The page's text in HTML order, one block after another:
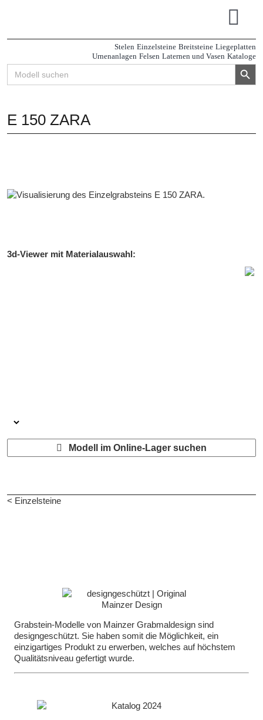
Stelen Einzelsteine Breitsteine Liegeplatten
Urnenanlagen Felsen Laternen und Vasen Kataloge
Search
for:
Search Button
E 150 ZARA
3d-Viewer mit Materialauswahl:
Modell im Online-Lager suchen
< Einzelsteine
Grabstein-Modelle von Mainzer Grabmaldesign sind
designgeschützt. Sie haben somit die Möglichkeit, ein
einzigartiges Produkt zu erwerben, welches auf höchstem
Qualitätsniveau gefertigt wurde.